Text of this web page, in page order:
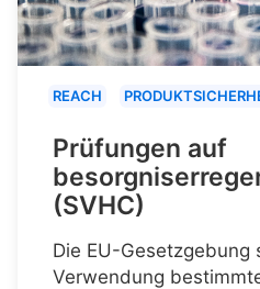
REACH
Prüfungen auf
(SVHC)
Die EU-Gesetzgebung
Verwendung